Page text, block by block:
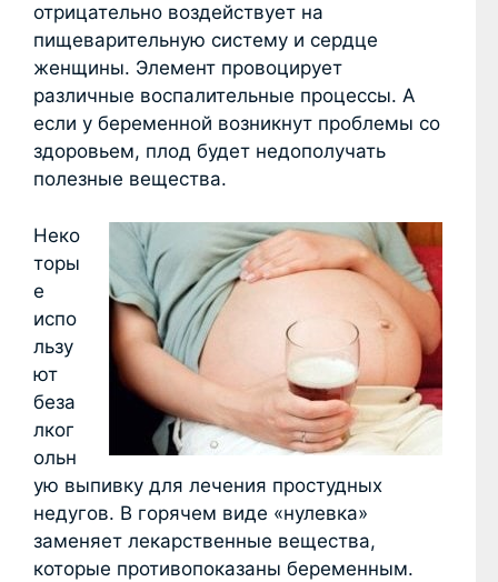
отрицательно воздействует на
пищеварительную систему и сердце
женщины. Элемент провоцирует
различные воспалительные процессы. А
если у беременной возникнут проблемы со
здоровьем, плод будет недополучать
полезные вещества.
Неко
торы
е
испо
льзу
ют
беза
лког
ольн
ую выпивку для лечения простудных
недугов. В горячем виде «нулевка»
заменяет лекарственные вещества,
которые противопоказаны беременным.